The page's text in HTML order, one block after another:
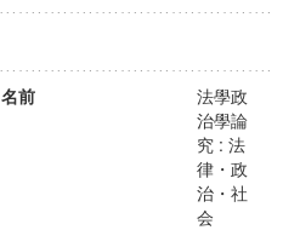
名前
法學政
治學論
究 : 法
律・政
治・社
会